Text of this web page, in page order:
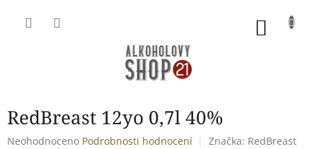
RedBreast 12yo 0,7l 40%
Průměrné
Neohodnoceno Podrobnosti hodnocení Značka: RedBreast